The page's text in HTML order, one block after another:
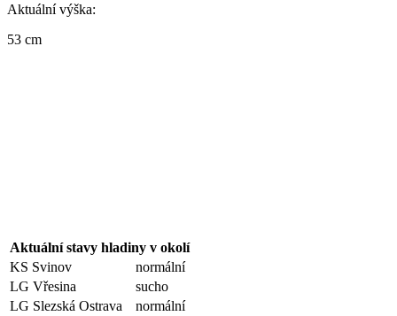
Aktuální výška:
53 cm
Aktuální stavy hladiny v okolí
KS Svinov
normální
LG Vřesina
sucho
LG Slezská Ostrava
normální